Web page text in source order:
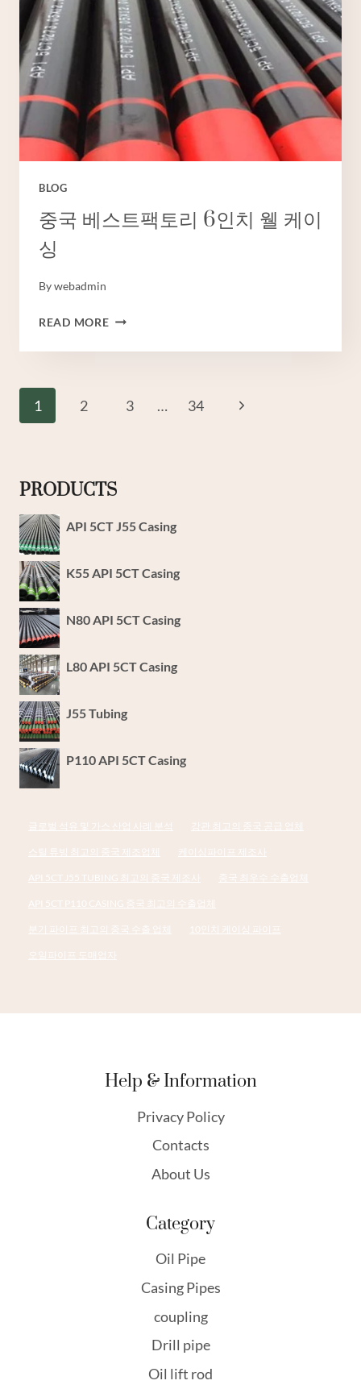
준
BLOG
중국 베스트팩토리 6인치 웰 케이
싱
Bywebadmin
READ MORE중
베
인
웰
싱
Page
1 2 3 … 34
Next
PRODUCTS
API 5CT J55 Casing
K55 API 5CT Casing
N80 API 5CT Casing
L80 API 5CT Casing
J55 Tubing
P110 API 5CT Casing
글로벌 석유 및 가스 산업 사례 분석
스틸 튜빙 최고의 중국 제조업체 케이싱파이프 제조사
API 5CT J55 TUBING 최고의 중국 제조사
API 5CT P110 CASING 중국 최고의 수출업체
10인치 케이싱 파이프
오일파이프 도매업자
Help & Information
Privacy Policy
Contacts
About Us
Category
Oil Pipe
Casing Pipes
coupling
Drill pipe
Oil lift rod